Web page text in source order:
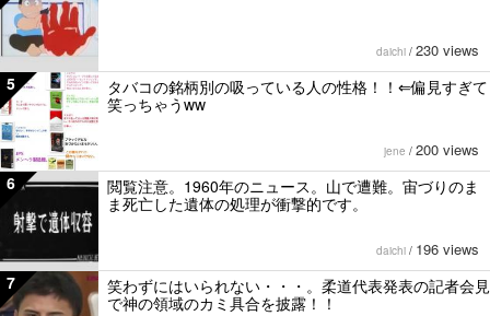
daichi / 230 views
5
タバコの銘柄別の吸っている人の性格！！⇐偏見すぎて
笑っちゃうww
jene / 200 views
6
閲覧注意。1960年のニュース。山で遭難。宙づりのま
ま死亡した遺体の処理が衝撃的です。
daichi / 196 views
7
笑わずにはいられない・・・。柔道代表発表の記者会見
で神の領域のカミ具合を披露！！